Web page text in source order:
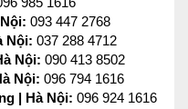
985 1616
093 447 2768
Nội: 037 288 4712
Nội: 090 413 8502
Nội: 096 794 1616
| Hà Nội: 096 924 1616